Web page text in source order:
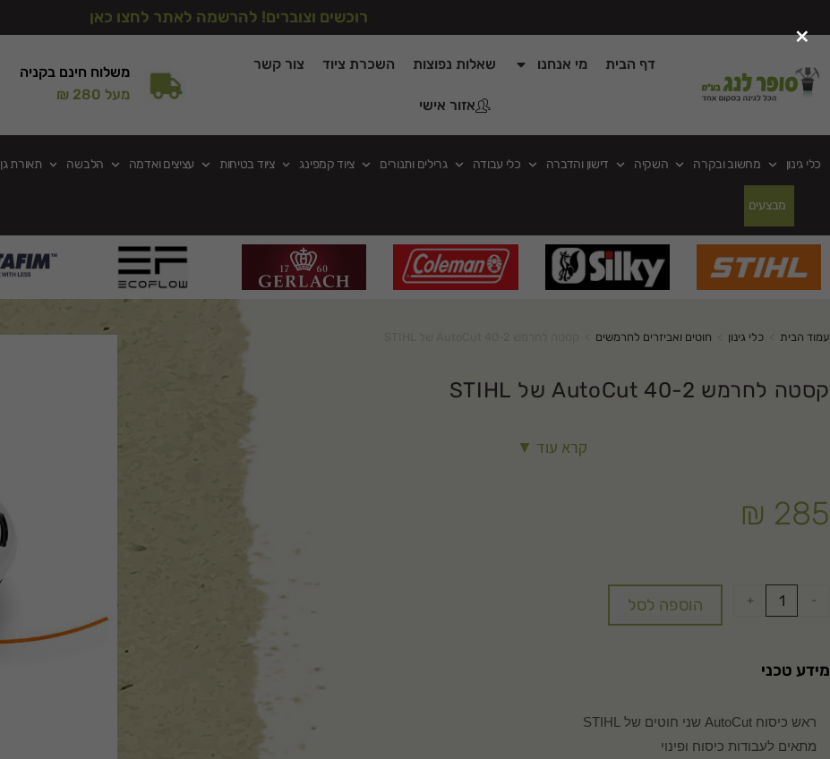
רוכשים וצוברים! להרשמה לאתר לחצו כאן
דף הבית מי אנחנו שאלות נפוצות השכרת ציוד צור קשר
אזור אישי
משלוח חינם בקניה
מעל 280 ₪
כלי גינון מחשוב ובקרה השקיה דישון והדברה כלי עבודה גרילים ותנורים ציוד קמפינג ציוד בטיחות עציצים ואדמה הלבשה תאורת גן
מבצעים
עמוד הבית כלי גינון חוטים ואביזרים לחרמשים
קסטה לחרמש AutoCut 40-2 של STIHL
קרא עוד ▼
₪ 285
-
+ הוספה לסל
מידע טכני
ראש כיסוח AutoCut שני חוטים של STIHL
מתאים לעבודות כיסוח ופינוי
×